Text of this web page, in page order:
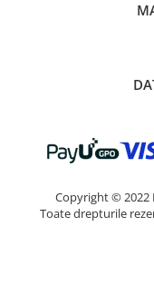
Copyright © 2022
Toate drepturile